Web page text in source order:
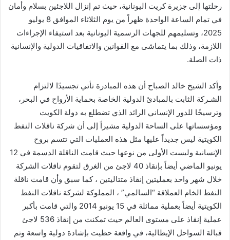
رحلتها إلى جزيرة كريت اليونانية، حيث تم إنزال اللاجئين بسلام وأمان
في تمام الساعة الواحدة ظهراً من يوم الثلاثاء الموافق 8 يوليو
2025، وتسليمهم للجهات الرسمية اليونانية بعد استيفاء الإجراءات
اللازمة، وذلك بما يتماشى مع القوانين والاتفاقيات الدولية والإنسانية
ذات الصلة.
وأكد الشيخ خالد الصباح أن هذه المبادرة تأتي تجسيدًا لالتزام
الشـركة الثابت بالمبادئ الدولية الخاصة بحماية الأرواح في البحر،
وترسيخًا للدور الإنساني الرائد الذي تضطلع به دولة الكويت
ومؤسساتها على الساحة الدولية مشيراً إلى أن شركة ناقلات النفط
الكويتية ليس جديداً عليها مثل هذه العمليات التي تتسم بروح
الإنسانية وليست الأولى من نوعها حيث قامت الناقلة الدسمة في 12
يونيو الماضي أيضاً بإنقاذ 40 لاجئ من الغرق لتقوم ناقلات الشركة
خلال شهر واحد بعمليتين إنقاذ متتاليتين ، كما سبق وأن قامت ناقلة
النفط الخام العملاقة “السالمي” ، المملوكة لشركة ناقلات النفط
الكويتية أيضاً بعملية مماثلة في 15 يونيو 2014 والتي قامت بأكبر
عملية إنقاذ على مستوى العالم حيث تمكنت من إنقاذ 536 لاجئ
قبالة السواحل الإيطالية، في واقعة حظيت بإشادة دولية واسعة وتم